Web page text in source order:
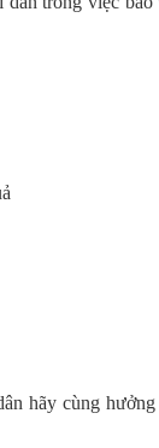
hãy cùng